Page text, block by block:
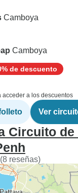
Camboya
Camboya
de descuento
acceder a los descuentos
Ver
Circuito
(8 reseñas)